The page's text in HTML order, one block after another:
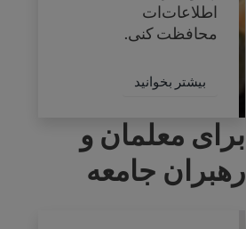
اطلاعات‌ات
محافظت کنی.
بیشتر بخوانید
برای معلمان و
رهبران جامعه